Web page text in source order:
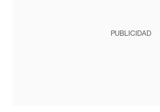
PUBLICIDAD